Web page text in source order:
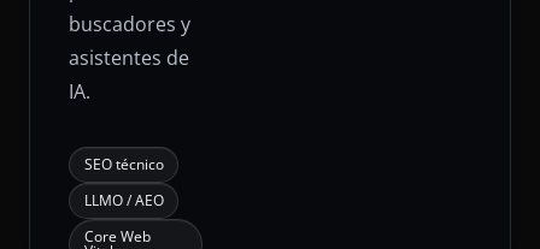
buscadores y
asistentes de
IA.
SEO técnico
LLMO / AEO
Core Web